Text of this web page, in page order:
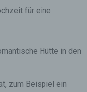
für eine
Hütte in den
zum Beispiel ein